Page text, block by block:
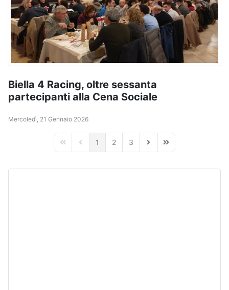
Biella 4 Racing, oltre sessanta
partecipanti alla Cena Sociale
Mercoledì, 21 Gennaio 2026
First PagePrevious Page
1 2 3 Next PageLast Page